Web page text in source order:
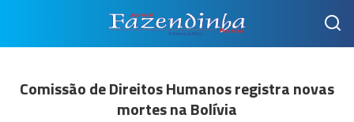
Comissão de Direitos Humanos registra novas
mortes na Bolívia